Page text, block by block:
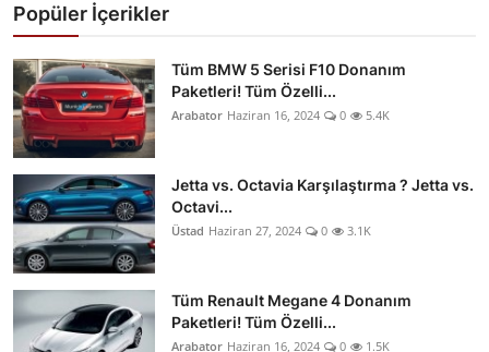
Popüler İçerikler
Tüm BMW 5 Serisi F10 Donanım
Paketleri! Tüm Özelli...
Arabator Haziran 16, 2024 0 5.4K
Jetta vs. Octavia Karşılaştırma ? Jetta vs.
Octavi...
Üstad Haziran 27, 2024 0 3.1K
Tüm Renault Megane 4 Donanım
Paketleri! Tüm Özelli...
Arabator Haziran 16, 2024 0 1.5K